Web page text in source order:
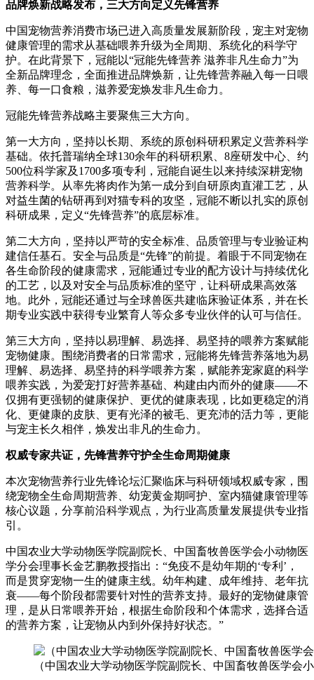
品牌焕新战略发布，三大方向定义先锋营养
中国宠物营养消费市场已进入高质量发展新阶段，宠主对宠物
健康管理的需求从基础喂养升级为全周期、系统化的科学守
护。在此背景下，冠能以“冠能先锋营养 滋养非凡生命力”为
全新品牌理念，全面推进品牌焕新，让先锋营养融入每一日喂
养、每一口食粮，滋养爱宠焕发非凡生命力。
冠能先锋营养战略主要聚焦三大方向。
第一大方向，坚持以长期、系统的原创科研积累定义营养科学
基础。依托普瑞纳全球130余年的科研积累、8座研发中心、约
500位科学家及1700多项专利，冠能自诞生以来持续深耕宠物
营养科学。从率先将肉作为第一成分到自研原肉直灌工艺，从
对益生菌的钻研再到对猫专科的攻坚，冠能不断以扎实的原创
科研成果，定义“先锋营养”的底层标准。
第二大方向，坚持以严苛的安全标准、品质管理与专业验证构
建信任基石。安全与品质是“先锋”的前提。着眼于不同宠物在
各生命阶段的健康需求，冠能通过专业的配方设计与持续优化
的工艺，以及对安全与品质标准的坚守，让科研成果高效落
地。此外，冠能还通过与全球兽医共建临床验证体系，并在长
期专业实践中获得专业繁育人等众多专业伙伴的认可与信任。
第三大方向，坚持以易理解、易选择、易坚持的喂养方案赋能
宠物健康。围绕消费者的日常需求，冠能将先锋营养落地为易
理解、易选择、易坚持的科学喂养方案，赋能养宠家庭的科学
喂养实践，为爱宠打好营养基础、构建由内而外的健康——不
仅拥有更强韧的健康保护、更优的健康表现，比如更稳定的消
化、更健康的皮肤、更有光泽的被毛、更充沛的活力等，更能
与宠主长久相伴，焕发出非凡的生命力。
权威专家共证，先锋营养守护全生命周期健康
本次宠物营养行业先锋论坛汇聚临床与科研领域权威专家，围
绕宠物全生命周期营养、幼宠黄金期呵护、室内猫健康管理等
核心议题，分享前沿科学观点，为行业高质量发展提供专业指
引。
中国农业大学动物医学院副院长、中国畜牧兽医学会小动物医
学分会理事长金艺鹏教授指出：“免疫不是幼年期的‘专利’，
而是贯穿宠物一生的健康主线。幼年构建、成年维持、老年抗
衰——每个阶段都需要针对性的营养支持。最好的宠物健康管
理，是从日常喂养开始，根据生命阶段和个体需求，选择合适
的营养方案，让宠物从内到外保持好状态。”
（中国农业大学动物医学院副院长、中国畜牧兽医学会